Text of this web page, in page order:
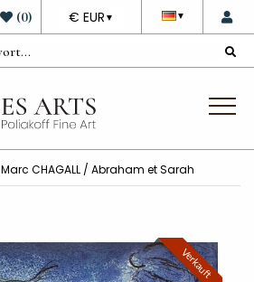
▼
DEVISE
€ EUR ▼
(0)
Marc CHAGALL / Abraham et Sarah
Verkauft